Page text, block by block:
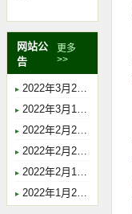
网站公
告
更多
>>
2022年3月2日上午9时，胡珺律师在上海市浦东新区人民法院开庭，案由：离婚纠纷，主审法官：沈海星。
2022年3月1日上午9时30分，胡珺律师在上海市静安区人民法院开庭，案由：行政协议无效纠纷，主审法官：马金铭。
2022年2月23日上午10时，胡珺律师在上海市虹口区人民法院开庭，案由：法定继承纠纷，主审法官：肖英。
2022年2月21日上午9时，胡珺律师在上海市浦东新区人民法院开庭，案由：法定继承纠纷，主审法官：薛斯佳。
2022年2月18日下午14时，胡珺律师在上海市浦东新区人民法院开庭，案由：遗嘱继承纠纷，主审法官：董琳琳。
2022年1月29日下午14时，胡珺律师在上海市金山区人民法院开庭，案由：离婚纠纷，主审法官：焦锐。